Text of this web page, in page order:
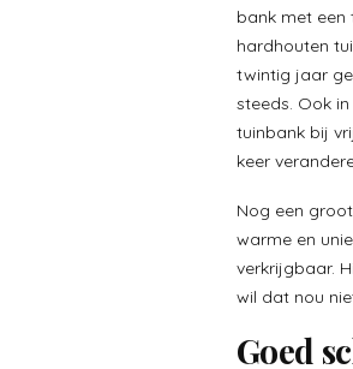
bank met een
hardhouten
twintig jaar
steeds. Ook
tuinbank bij
keer
Nog een
warme en
verkrijgbaar.
wil dat nou
Goed